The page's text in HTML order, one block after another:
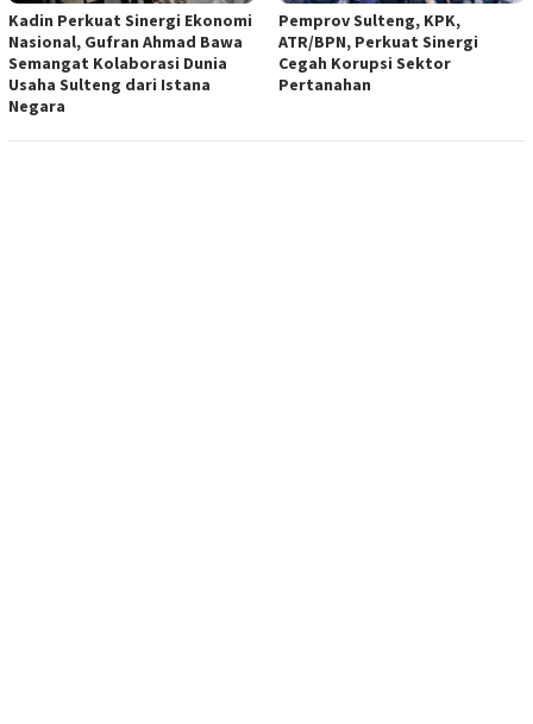
Kadin Perkuat Sinergi Ekonomi
Nasional, Gufran Ahmad Bawa
Semangat Kolaborasi Dunia
Usaha Sulteng dari Istana
Negara
Pemprov Sulteng, KPK,
ATR/BPN, Perkuat Sinergi
Cegah Korupsi Sektor
Pertanahan